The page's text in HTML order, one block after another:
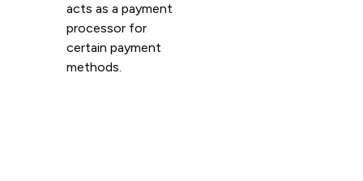
acts as a payment
processor for
certain payment
methods.